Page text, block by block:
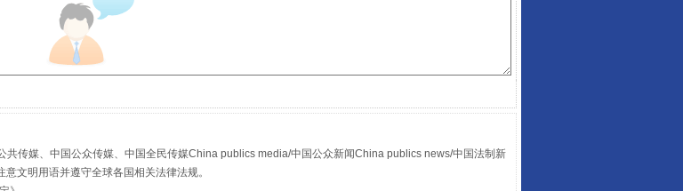
从幼儿园到大学，有这些资助 “后车司机肯定在骂我”
共传媒、中国公众传媒、中国全民传媒China publics media/中国公众新闻China publics news/中国法制新
文明用语并遵守全球各国相关法律法规。